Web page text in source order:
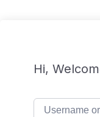
Hi,